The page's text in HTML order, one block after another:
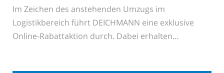
Im Zeichen des anstehenden Umzugs im
Logistikbereich führt DEICHMANN eine exklusive
Online-Rabattaktion durch. Dabei erhalten…